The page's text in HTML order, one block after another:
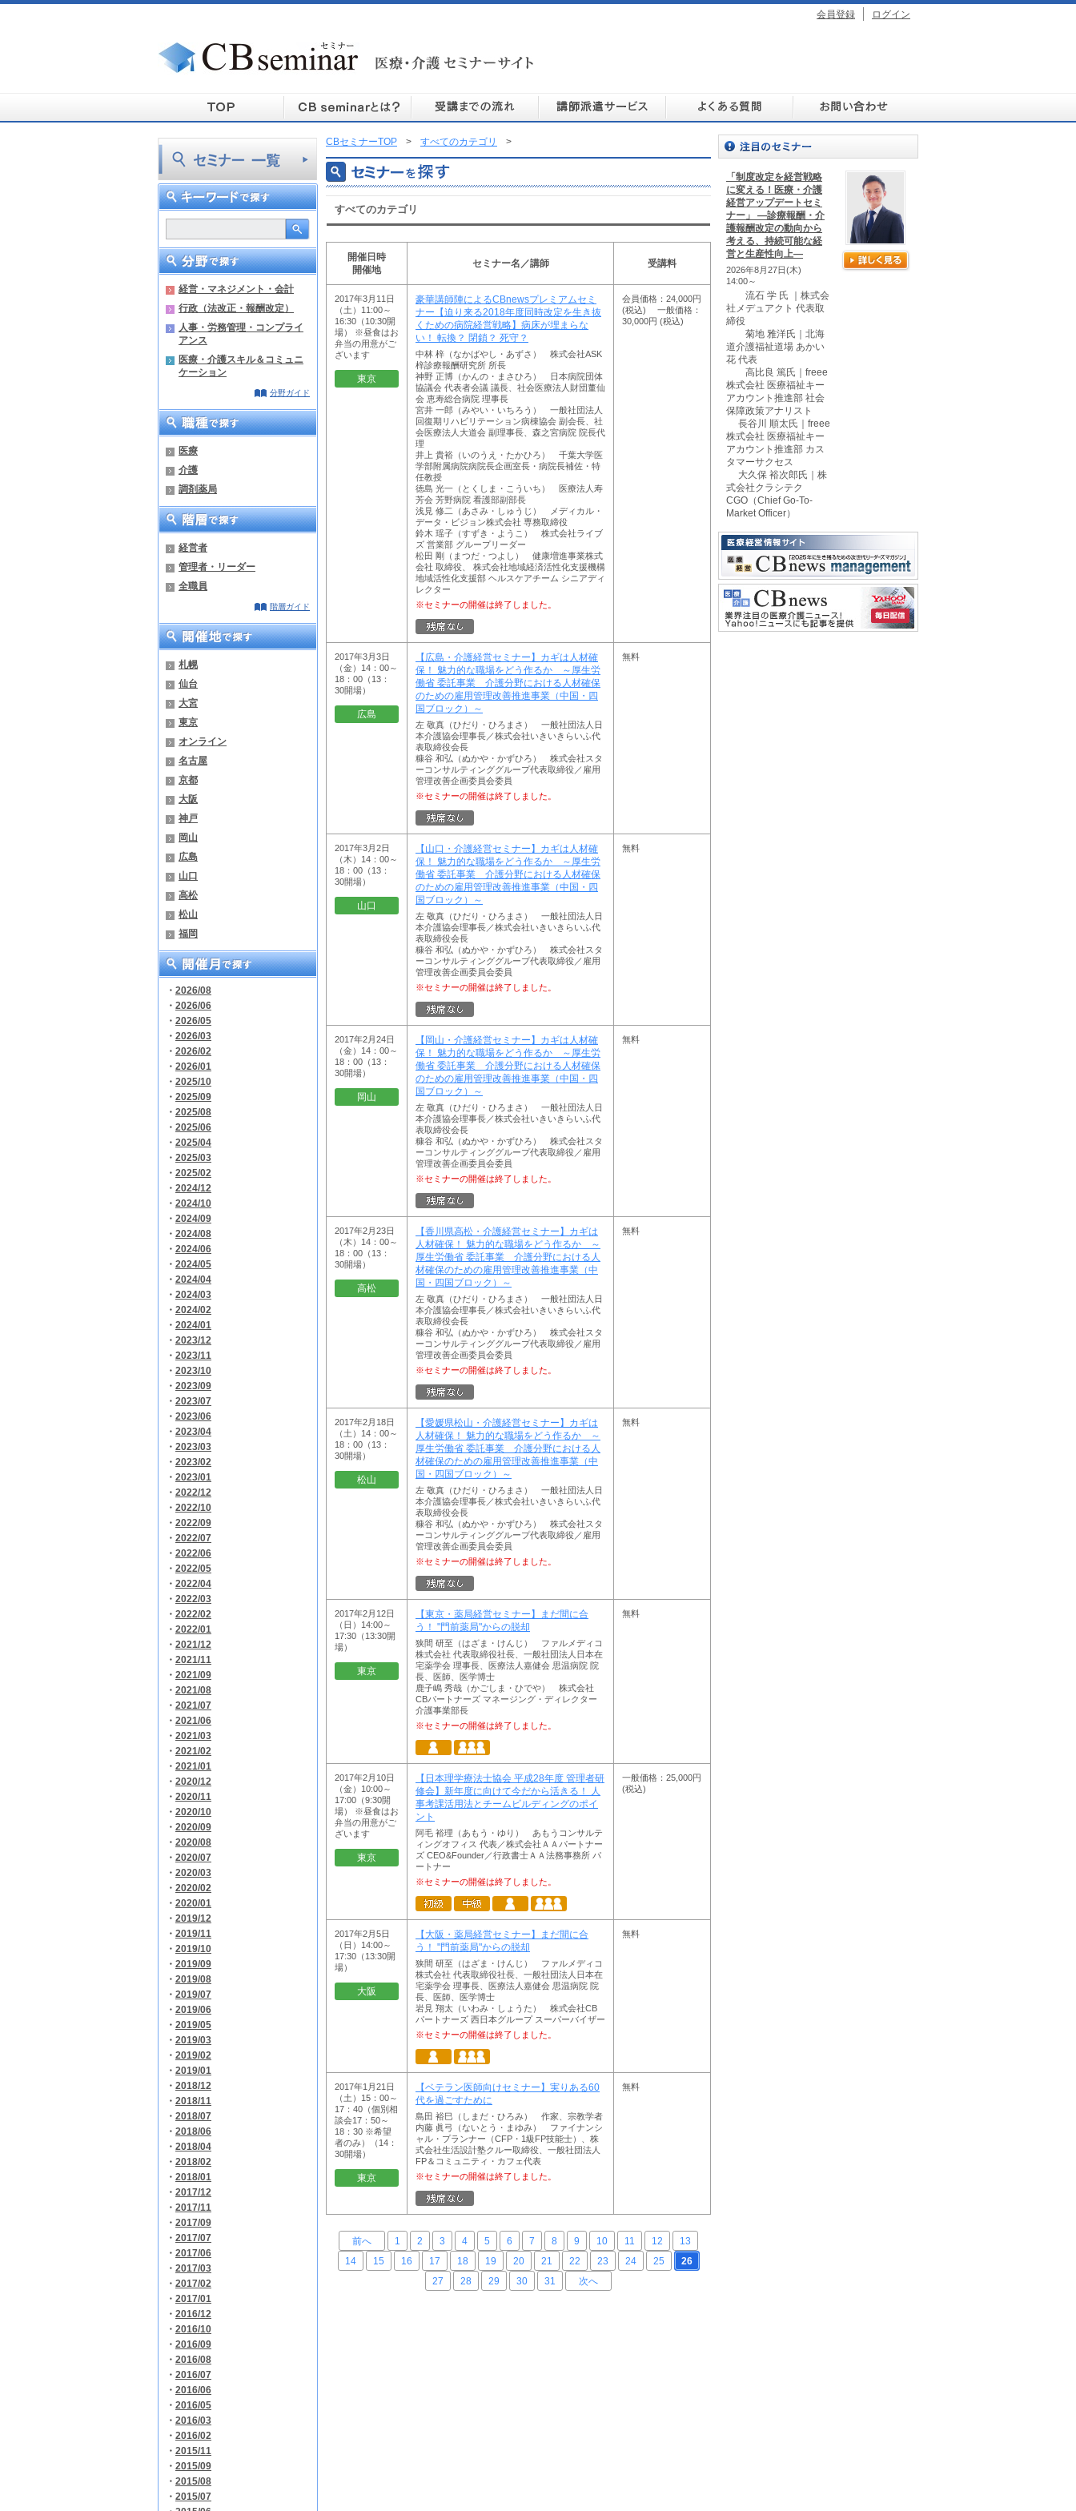
会員登録 ログイン
経営・マネジメント・会計
行政（法改正・報酬改定）
人事・労務管理・コンプライ
アンス
医療・介護スキル＆コミュニ
ケーション
分野ガイド
医療
介護
調剤薬局
経営者
管理者・リーダー
全職員
階層ガイド
札幌
仙台
大宮
東京
オンライン
名古屋
京都
大阪
神戸
岡山
広島
山口
高松
松山
福岡
・ 2026/08
・ 2026/06
・ 2026/05
・ 2026/03
・ 2026/02
・ 2026/01
・ 2025/10
・ 2025/09
・ 2025/08
・ 2025/06
・ 2025/04
・ 2025/03
・ 2025/02
・ 2024/12
・ 2024/10
・ 2024/09
・ 2024/08
・ 2024/06
・ 2024/05
・ 2024/04
・ 2024/03
・ 2024/02
・ 2024/01
・ 2023/12
・ 2023/11
・ 2023/10
・ 2023/09
・ 2023/07
・ 2023/06
・ 2023/04
・ 2023/03
・ 2023/02
・ 2023/01
・ 2022/12
・ 2022/10
・ 2022/09
・ 2022/07
・ 2022/06
・ 2022/05
・ 2022/04
・ 2022/03
・ 2022/02
・ 2022/01
・ 2021/12
・ 2021/11
・ 2021/09
・ 2021/08
・ 2021/07
・ 2021/06
・ 2021/03
・ 2021/02
・ 2021/01
・ 2020/12
・ 2020/11
・ 2020/10
・ 2020/09
・ 2020/08
・ 2020/07
・ 2020/03
・ 2020/02
・ 2020/01
・ 2019/12
・ 2019/11
・ 2019/10
・ 2019/09
・ 2019/08
・ 2019/07
・ 2019/06
・ 2019/05
・ 2019/03
・ 2019/02
・ 2019/01
・ 2018/12
・ 2018/11
・ 2018/07
・ 2018/06
・ 2018/04
・ 2018/02
・ 2018/01
・ 2017/12
・ 2017/11
・ 2017/09
・ 2017/07
・ 2017/06
・ 2017/03
・ 2017/02
・ 2017/01
・ 2016/12
・ 2016/10
・ 2016/09
・ 2016/08
・ 2016/07
・ 2016/06
・ 2016/05
・ 2016/03
・ 2016/02
・ 2015/11
・ 2015/09
・ 2015/08
・ 2015/07
CBセミナーTOP > すべてのカテゴリ >
すべてのカテゴリ
開催日時
開催地
セミナー名／講師 受講料
2017年3月11日
（土）11:00～
16:30（10:30開
場） ※昼食はお
弁当の用意がご
ざいます
東京
豪華講師陣によるCBnewsプレミアムセミ
ナー【迫り来る2018年度同時改定を生き抜
くための病院経営戦略】病床が埋まらな
い！ 転換？ 閉鎖？ 死守？
中林 梓（なかばやし・あずさ） 株式会社ASK
梓診療報酬研究所 所長
神野 正博（かんの・まさひろ） 日本病院団体
協議会 代表者会議 議長、社会医療法人財団董仙
会 恵寿総合病院 理事長
宮井 一郎（みやい・いちろう） 一般社団法人
回復期リハビリテーション病棟協会 副会長、社
会医療法人大道会 副理事長、森之宮病院 院長代
理
井上 貴裕（いのうえ・たかひろ） 千葉大学医
学部附属病院病院長企画室長・病院長補佐・特
任教授
徳島 光一（とくしま・こういち） 医療法人寿
芳会 芳野病院 看護部副部長
浅見 修二（あさみ・しゅうじ） メディカル・
データ・ビジョン株式会社 専務取締役
鈴木 瑶子（すずき・ようこ） 株式会社ライブ
ズ 営業部 グループリーダー
松田 剛（まつだ・つよし） 健康増進事業株式
会社 取締役、 株式会社地域経済活性化支援機構
地域活性化支援部 ヘルスケアチーム シニアディ
レクター
※セミナーの開催は終了しました。
会員価格：24,000円
(税込) 一般価格：
30,000円 (税込)
2017年3月3日
（金）14：00～
18：00（13：
30開場）
広島
【広島・介護経営セミナー】カギは人材確
保！ 魅力的な職場をどう作るか ～厚生労
働省 委託事業 介護分野における人材確保
のための雇用管理改善推進事業（中国・四
国ブロック）～
左 敬真（ひだり・ひろまさ） 一般社団法人日
本介護協会理事長／株式会社いきいきらいふ代
表取締役会長
糠谷 和弘（ぬかや・かずひろ） 株式会社スタ
ーコンサルティンググループ代表取締役／雇用
管理改善企画委員会委員
※セミナーの開催は終了しました。
無料
2017年3月2日
（木）14：00～
18：00（13：
30開場）
山口
【山口・介護経営セミナー】カギは人材確
保！ 魅力的な職場をどう作るか ～厚生労
働省 委託事業 介護分野における人材確保
のための雇用管理改善推進事業（中国・四
国ブロック）～
左 敬真（ひだり・ひろまさ） 一般社団法人日
本介護協会理事長／株式会社いきいきらいふ代
表取締役会長
糠谷 和弘（ぬかや・かずひろ） 株式会社スタ
ーコンサルティンググループ代表取締役／雇用
管理改善企画委員会委員
※セミナーの開催は終了しました。
無料
2017年2月24日
（金）14：00～
18：00（13：
30開場）
岡山
【岡山・介護経営セミナー】カギは人材確
保！ 魅力的な職場をどう作るか ～厚生労
働省 委託事業 介護分野における人材確保
のための雇用管理改善推進事業（中国・四
国ブロック）～
左 敬真（ひだり・ひろまさ） 一般社団法人日
本介護協会理事長／株式会社いきいきらいふ代
表取締役会長
糠谷 和弘（ぬかや・かずひろ） 株式会社スタ
ーコンサルティンググループ代表取締役／雇用
管理改善企画委員会委員
※セミナーの開催は終了しました。
無料
2017年2月23日
（木）14：00～
18：00（13：
30開場）
高松
【香川県高松・介護経営セミナー】カギは
人材確保！ 魅力的な職場をどう作るか ～
厚生労働省 委託事業 介護分野における人
材確保のための雇用管理改善推進事業（中
国・四国ブロック）～
左 敬真（ひだり・ひろまさ） 一般社団法人日
本介護協会理事長／株式会社いきいきらいふ代
表取締役会長
糠谷 和弘（ぬかや・かずひろ） 株式会社スタ
ーコンサルティンググループ代表取締役／雇用
管理改善企画委員会委員
※セミナーの開催は終了しました。
無料
2017年2月18日
（土）14：00～
18：00（13：
30開場）
松山
【愛媛県松山・介護経営セミナー】カギは
人材確保！ 魅力的な職場をどう作るか ～
厚生労働省 委託事業 介護分野における人
材確保のための雇用管理改善推進事業（中
国・四国ブロック）～
左 敬真（ひだり・ひろまさ） 一般社団法人日
本介護協会理事長／株式会社いきいきらいふ代
表取締役会長
糠谷 和弘（ぬかや・かずひろ） 株式会社スタ
ーコンサルティンググループ代表取締役／雇用
管理改善企画委員会委員
※セミナーの開催は終了しました。
無料
2017年2月12日
（日）14:00～
17:30（13:30開
場）
東京
【東京・薬局経営セミナー】まだ間に合
う！ "門前薬局"からの脱却
狭間 研至（はざま・けんじ） ファルメディコ
株式会社 代表取締役社長、一般社団法人日本在
宅薬学会 理事長、医療法人嘉健会 思温病院 院
長、医師、医学博士
鹿子嶋 秀哉（かごしま・ひでや） 株式会社
CBパートナーズ マネージング・ディレクター
介護事業部長
※セミナーの開催は終了しました。
無料
2017年2月10日
（金）10:00～
17:00（9:30開
場） ※昼食はお
弁当の用意がご
ざいます
東京
【日本理学療法士協会 平成28年度 管理者研
修会】新年度に向けて今だから活きる！ 人
事考課活用法とチームビルディングのポイ
ント
阿毛 裕理（あもう・ゆり） あもうコンサルテ
ィングオフィス 代表／株式会社ＡＡパートナー
ズ CEO&Founder／行政書士ＡＡ法務事務所 パ
ートナー
※セミナーの開催は終了しました。
一般価格：25,000円
(税込)
2017年2月5日
（日）14:00～
17:30（13:30開
場）
大阪
【大阪・薬局経営セミナー】まだ間に合
う！ "門前薬局"からの脱却
狭間 研至（はざま・けんじ） ファルメディコ
株式会社 代表取締役社長、一般社団法人日本在
宅薬学会 理事長、医療法人嘉健会 思温病院 院
長、医師、医学博士
岩見 翔太（いわみ・しょうた） 株式会社CB
パートナーズ 西日本グループ スーパーバイザー
※セミナーの開催は終了しました。
無料
2017年1月21日
（土）15：00～
17：40（個別相
談会17：50～
18：30 ※希望
者のみ）（14：
30開場）
東京
【ベテラン医師向けセミナー】実りある60
代を過ごすために
島田 裕巳（しまだ・ひろみ） 作家、宗教学者
内藤 眞弓（ないとう・まゆみ） ファイナンシ
ャル・プランナー（CFP・1級FP技能士）、株
式会社生活設計塾クルー取締役、一般社団法人
FP＆コミュニティ・カフェ代表
※セミナーの開催は終了しました。
無料
前へ 1 2 3 4 5 6 7 8 9 10 11 12
13
14
15 16 17 18 19 20 21 22 23 24 25
26
27
28 29 30 31 次へ
「制度改定を経営戦略
に変える！医療・介護
経営アップデートセミ
ナー」 ―診療報酬・介
護報酬改定の動向から
考える、持続可能な経
営と生産性向上―
2026年8月27日(木)
14:00～
流石 学 氏 ｜株式会
社メデュアクト 代表取
締役
菊地 雅洋氏｜北海
道介護福祉道場 あかい
花 代表
高比良 篤氏｜freee
株式会社 医療福祉キー
アカウント推進部 社会
保障政策アナリスト
長谷川 順太氏｜freee
株式会社 医療福祉キー
アカウント推進部 カス
タマーサクセス
大久保 裕次郎氏｜株
式会社クラシテク
CGO（Chief Go-To-
Market Officer）